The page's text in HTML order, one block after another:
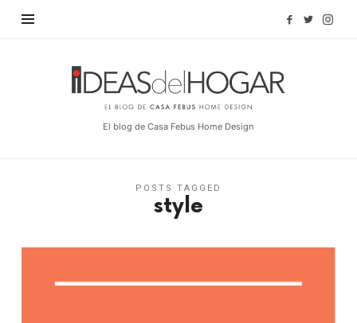
Ideas
del
Hogar
El blog de Casa Febus Home Design
POSTS TAGGED
style